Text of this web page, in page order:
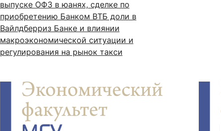
выпуске ОФЗ в юанях, сделке по
приобретению Банком ВТБ доли в
Вайлдберриз Банке и влиянии
макроэкономической ситуации и
регулирования на рынок такси